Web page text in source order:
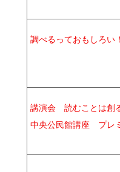
調べるっておもしろ
講演会 読むことは創
中央公民館講座 プレ